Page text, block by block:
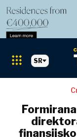
SR